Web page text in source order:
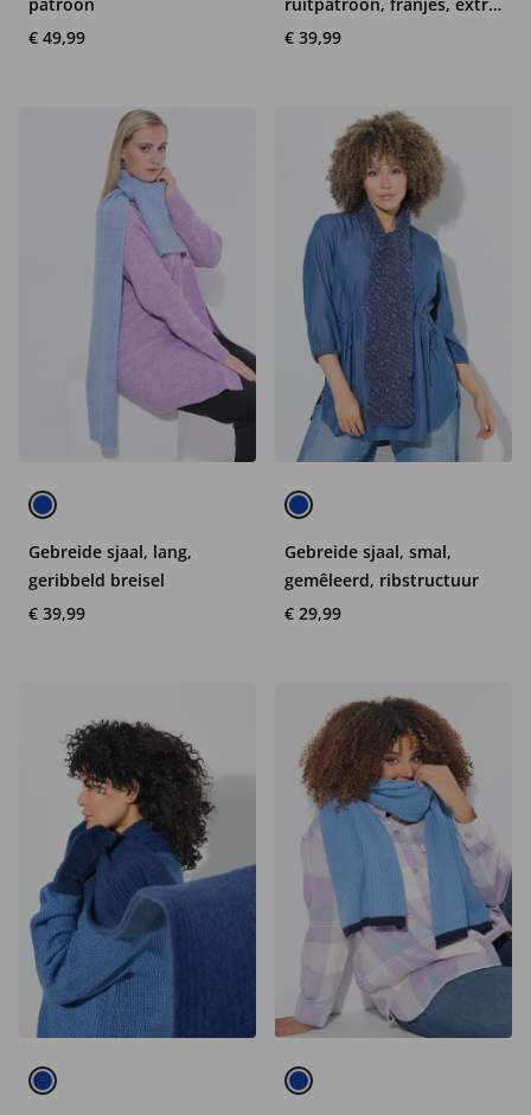
€ 49,99
breed
€ 39,99
Gebreide sjaal, lang,
geribbeld breisel
€ 39,99
Gebreide sjaal, smal,
gemêleerd, ribstructuur
€ 29,99